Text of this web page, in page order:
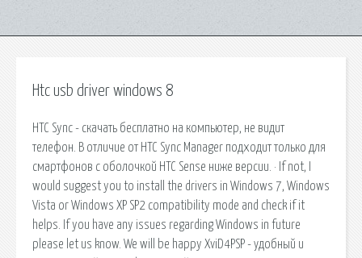
Htc usb driver windows 8
HTC Sync - скачать бесплатно на компьютер, не видит
телефон. В отличие от HTC Sync Manager подходит только для
смартфонов с оболочкой HTC Sense ниже версии. · If not, I
would suggest you to install the drivers in Windows 7, Windows
Vista or Windows XP SP2 compatibility mode and check if it
helps. If you have any issues regarding Windows in future
please let us know. We will be happy XviD4PSP - удобный и